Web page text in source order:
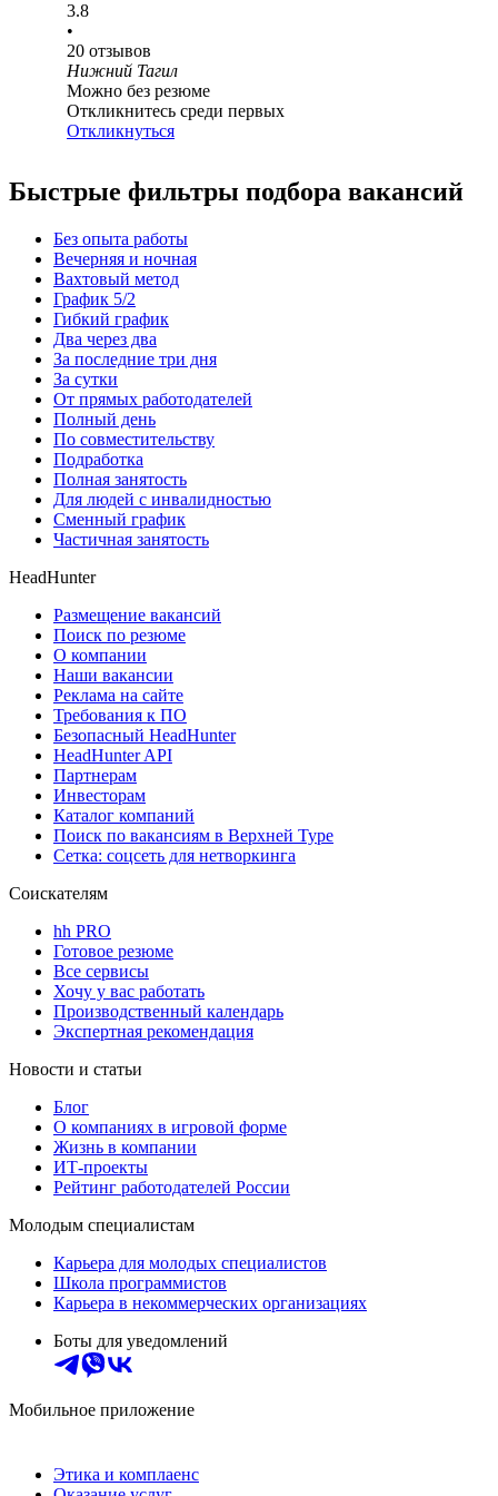
3.8
•
20 отзывов
Нижний Тагил
Можно без резюме
Откликнитесь среди первых
Откликнуться
Быстрые фильтры подбора вакансий
Без опыта работы
Вечерняя и ночная
Вахтовый метод
График 5/2
Гибкий график
Два через два
За последние три дня
За сутки
От прямых работодателей
Полный день
По совместительству
Подработка
Полная занятость
Для людей с инвалидностью
Сменный график
Частичная занятость
HeadHunter
Размещение вакансий
Поиск по резюме
О компании
Наши вакансии
Реклама на сайте
Требования к ПО
Безопасный HeadHunter
HeadHunter API
Партнерам
Инвесторам
Каталог компаний
Поиск по вакансиям в Верхней Туре
Сетка: соцсеть для нетворкинга
Соискателям
hh PRO
Готовое резюме
Все сервисы
Хочу у вас работать
Производственный календарь
Экспертная рекомендация
Новости и статьи
Блог
О компаниях в игровой форме
Жизнь в компании
ИТ-проекты
Рейтинг работодателей России
Молодым специалистам
Карьера для молодых специалистов
Школа программистов
Карьера в некоммерческих организациях
Боты для уведомлений
Мобильное приложение
Этика и комплаенс